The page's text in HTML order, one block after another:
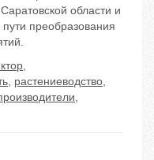
области и
преобразования
,
, растениеводство,
,